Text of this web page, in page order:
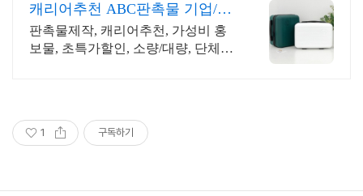
캐리어추천 ABC판촉물 기업/관
공서 후결제
판촉물제작, 캐리어추천, 가성비 홍
보물, 초특가할인, 소량/대량, 단체선
1 구독하기